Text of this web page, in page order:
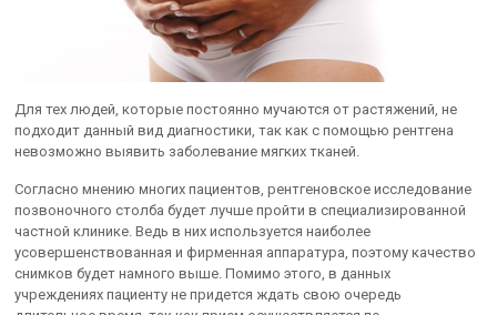
Для тех людей, которые постоянно мучаются от растяжений, не
подходит данный вид диагностики, так как с помощью рентгена
невозможно выявить заболевание мягких тканей.
Согласно мнению многих пациентов, рентгеновское исследование
позвоночного столба будет лучше пройти в специализированной
частной клинике. Ведь в них используется наиболее
усовершенствованная и фирменная аппаратура, поэтому качество
снимков будет намного выше. Помимо этого, в данных
учреждениях пациенту не придется ждать свою очередь